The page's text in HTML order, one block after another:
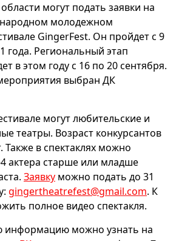
могут подать заявки на
молодежном
GingerFest. Он пройдет с 9
года. Региональный этап
в этом году с 16 по 20 сентября.
выбран ДК
могут любительские и
театры. Возраст конкурсантов
Также в спектаклях можно
актера старше или младше
Заявку можно подать до 31
gingertheatrefest@gmail.com. К
полное видео спектакля.
информацию можно узнать на